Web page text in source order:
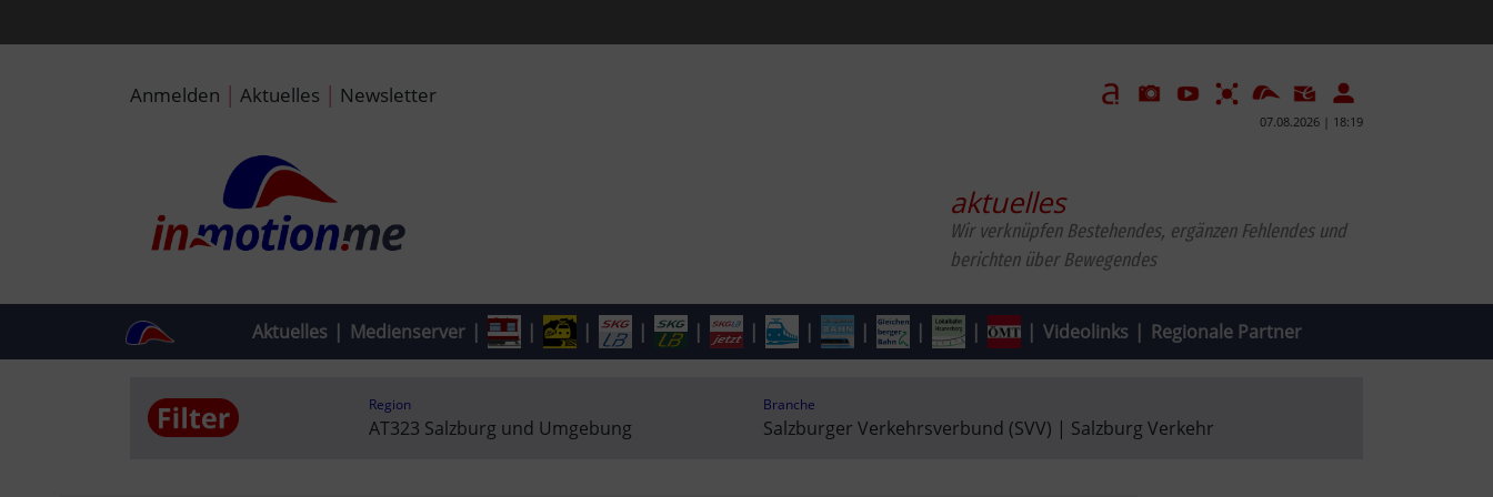
Anmelden | Aktuelles | Newsletter
07.08.2026 | 18:19
aktuelles
Wir verknüpfen Bestehendes, ergänzen Fehlendes und
berichten über Bewegendes
Aktuelles | Medienserver | | | | | | | | | | | Videolinks | Regionale Partner
Region
AT323 Salzburg und Umgebung
Branche
Salzburger Verkehrsverbund (SVV) | Salzburg Verkehr